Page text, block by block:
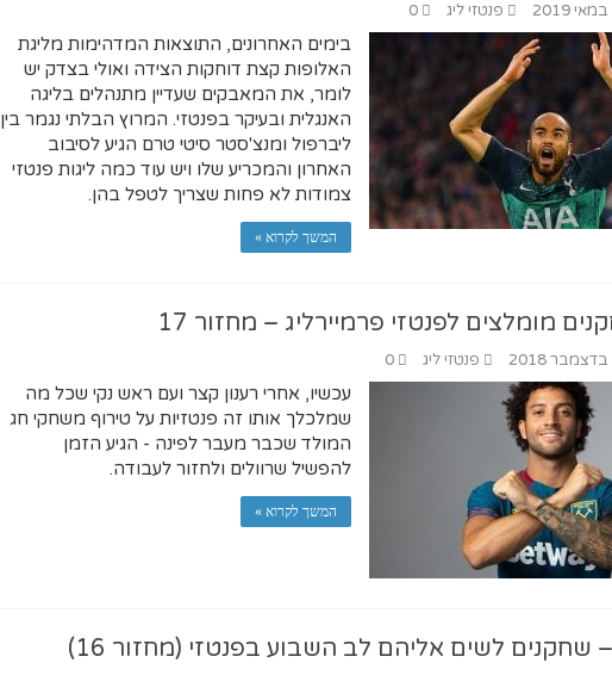
פנטזי ליג 0
בימים האחרונים, התוצאות המדהימות מליגת
האלופות קצת דוחקות הצידה ואולי בצדק יש
לומר, את המאבקים שעדיין מתנהלים בליגה
האנגלית ובעיקר בפנטזי. המרוץ הבלתי נגמר בין
ליברפול ומנצ'סטר סיטי טרם הגיע לסיבוב
האחרון והמכריע שלו ויש עוד כמה ליגות פנטזי
צמודות לא פחות שצריך לטפל בהן.
המשך לקרוא »
מומלצים לפנטזי פרמיירליג – מחזור 17
פנטזי ליג 0
עכשיו, אחרי רענון קצר ועם ראש נקי שכל מה
שמלכלך אותו זה פנטזיות על טירוף משחקי חג
המולד שכבר מעבר לפינה - הגיע הזמן
להפשיל שרוולים ולחזור לעבודה.
המשך לקרוא »
לשים אליהם לב השבוע בפנטזי (מחזור 16)